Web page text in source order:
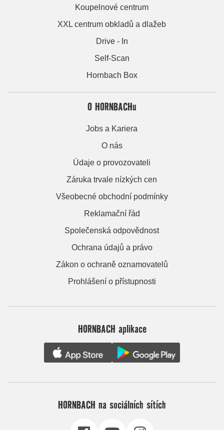
Koupelnové centrum
XXL centrum obkladů a dlažeb
Drive - In
Self-Scan
Hornbach Box
O HORNBACHu
Jobs a Kariera
O nás
Údaje o provozovateli
Záruka trvale nízkých cen
Všeobecné obchodní podmínky
Reklamační řád
Společenská odpovědnost
Ochrana údajů a právo
Zákon o ochraně oznamovatelů
Prohlášení o přístupnosti
HORNBACH aplikace
HORNBACH na sociálních sítích